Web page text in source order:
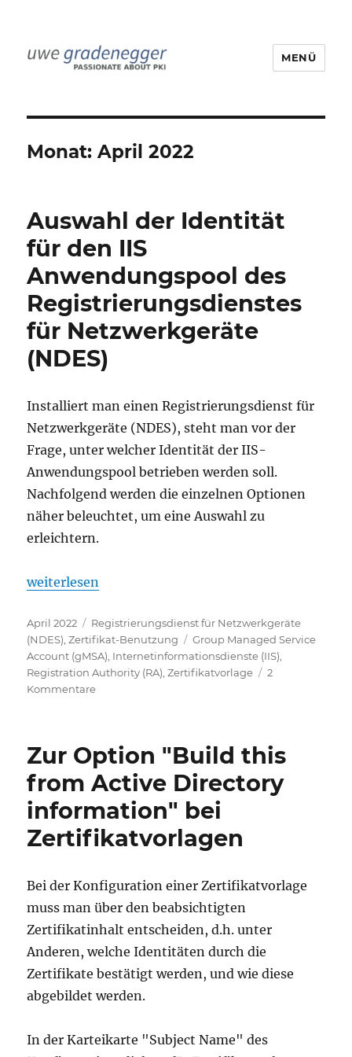
MENÜ
Monat:April 2022
Auswahl der Identität
für den IIS
Anwendungspool des
Registrierungsdienstes
für Netzwerkgeräte
(NDES)
Installiert man einen Registrierungsdienst für
Netzwerkgeräte (NDES), steht man vor der
Frage, unter welcher Identität der IIS-
Anwendungspool betrieben werden soll.
Nachfolgend werden die einzelnen Optionen
näher beleuchtet, um eine Auswahl zu
erleichtern.
„Auswahl der Identität für den IIS
weiterlesen
Veröffentlicht
am
April 2022 Kategorien
Registrierungsdienst für Netzwerkgeräte
(NDES) ,Zertifikat-Benutzung Schlagwörter
Group Managed Service
Account (gMSA) Internetinformationsdienste (IIS)
Registration Authority (RA) ,Zertifikatvorlage
2
Kommentarezu
für
den
IIS
Anwendungspool
des
Registrierungsdienstes
(NDES)
Zur Option "Build this
from Active Directory
information" bei
Zertifikatvorlagen
Bei der Konfiguration einer Zertifikatvorlage
muss man über den beabsichtigten
Zertifikatinhalt entscheiden, d.h. unter
Anderen, welche Identitäten durch die
Zertifikate bestätigt werden, und wie diese
abgebildet werden.
In der Karteikarte "Subject Name" des